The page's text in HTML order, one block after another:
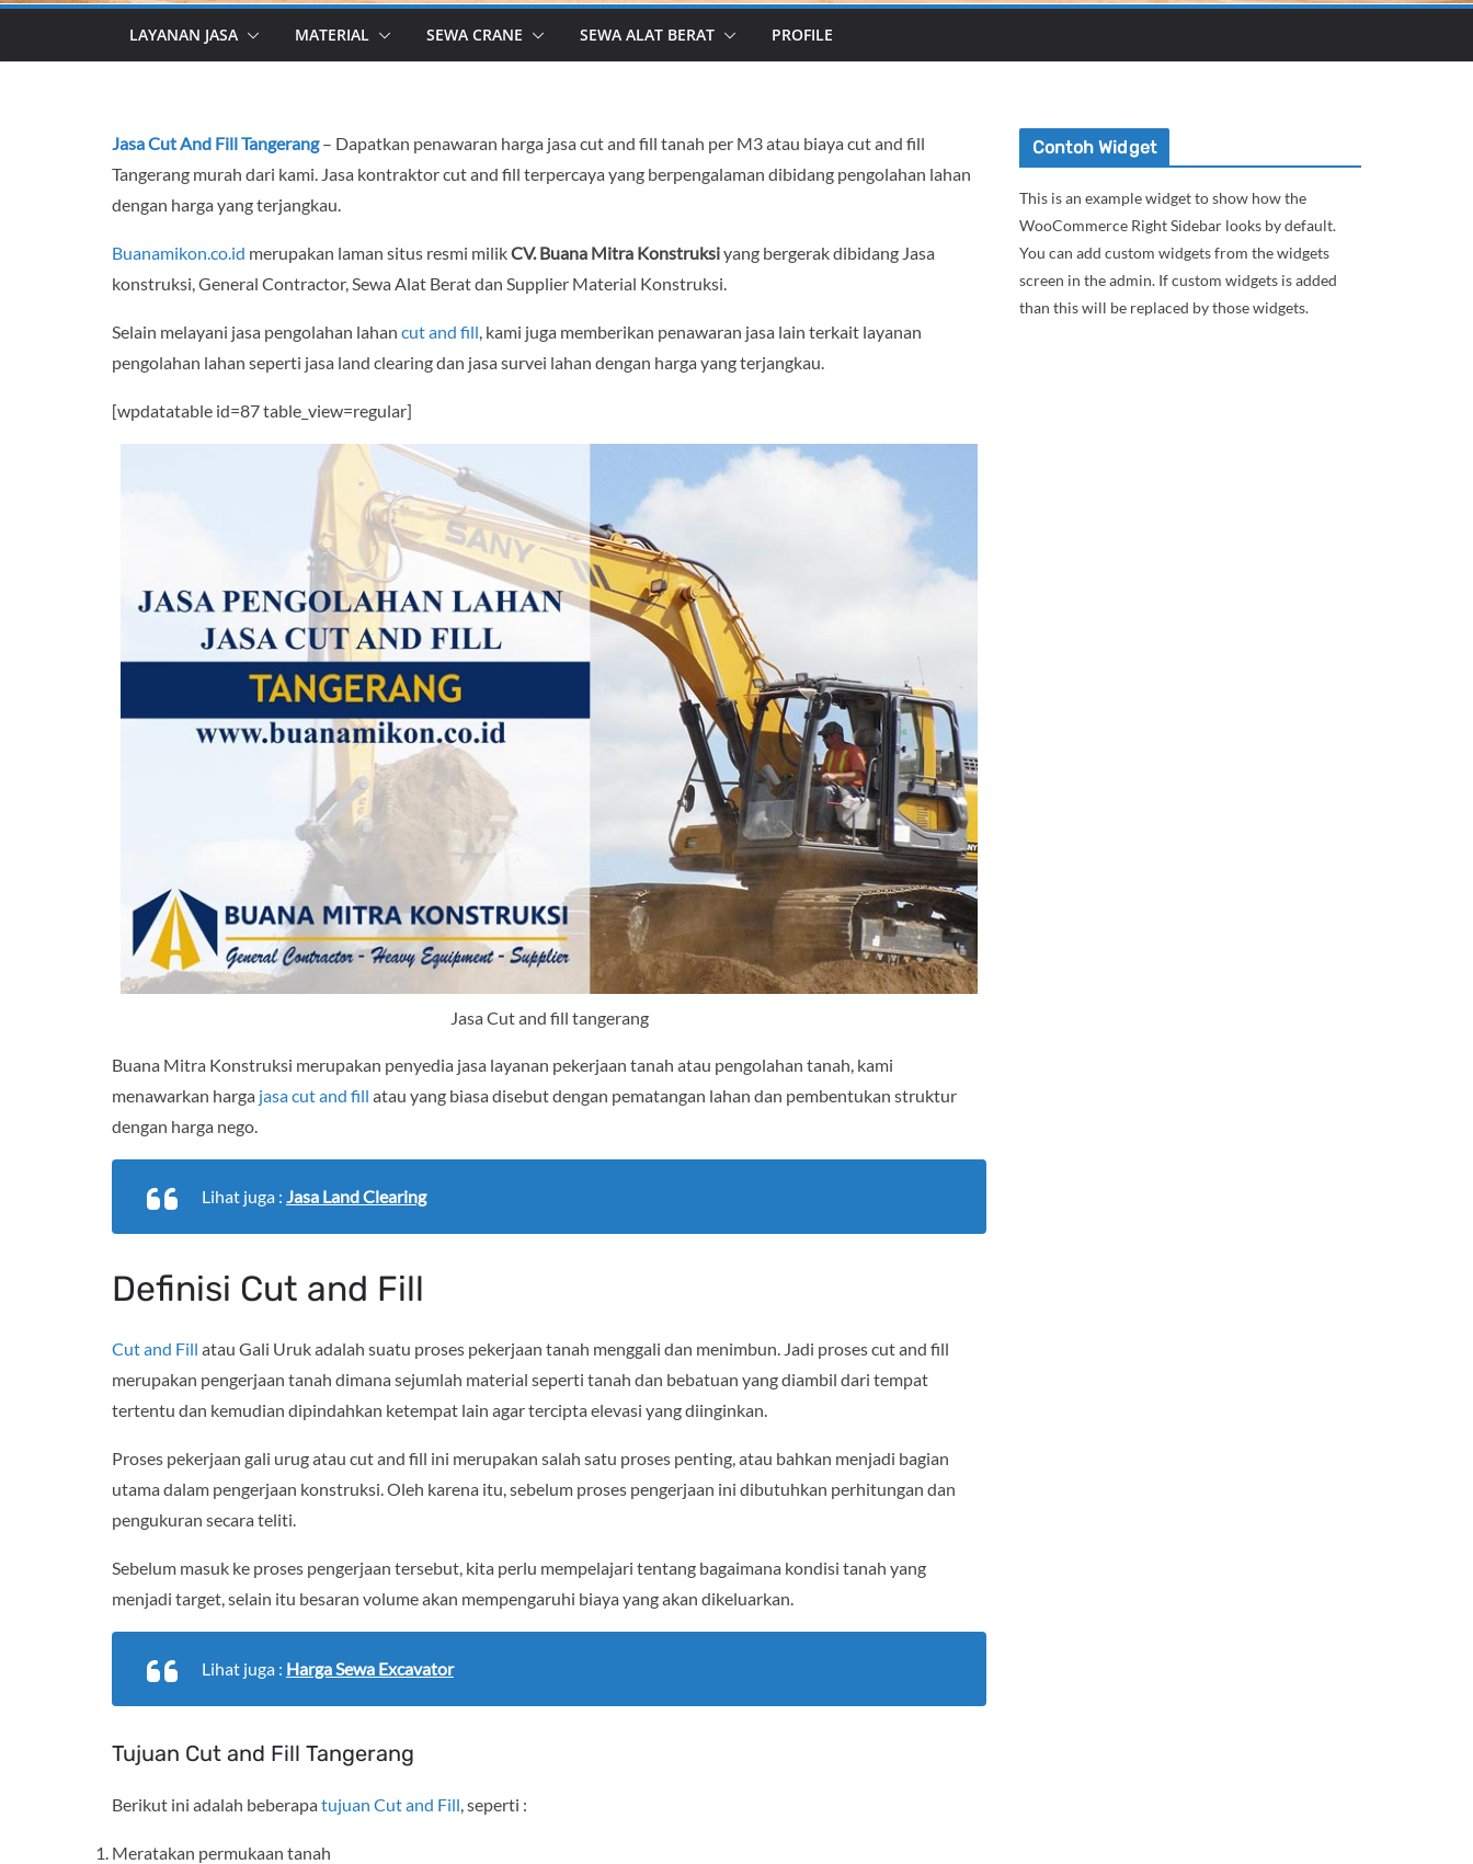
LAYANAN JASA MATERIAL SEWA CRANE SEWA ALAT BERAT PROFILE
Jasa Cut And Fill Tangerang– Dapatkan penawaran harga jasa cut and fill tanah per M3 atau biaya cut and fill
Tangerang murah dari kami. Jasa kontraktor cut and fill terpercaya yang berpengalaman dibidang pengolahan lahan
dengan harga yang terjangkau.
Buanamikon.co.id merupakan laman situs resmi milikCV. Buana Mitra Konstruksiyang bergerak dibidang Jasa
konstruksi, General Contractor, Sewa Alat Berat dan Supplier Material Konstruksi.
Selain melayani jasa pengolahan lahan cut and fill, kami juga memberikan penawaran jasa lain terkait layanan
pengolahan lahan seperti jasa land clearing dan jasa survei lahan dengan harga yang terjangkau.
[wpdatatable id=87 table_view=regular]
Jasa Cut and fill tangerang
Buana Mitra Konstruksi merupakan penyedia jasa layanan pekerjaan tanah atau pengolahan tanah, kami
menawarkan harga jasa cut and fill atau yang biasa disebut dengan pematangan lahan dan pembentukan struktur
dengan harga nego.
Lihat juga : Jasa Land Clearing
Definisi Cut and Fill
Cut and Fill atau Gali Uruk adalah suatu proses pekerjaan tanah menggali dan menimbun. Jadi proses cut and fill
merupakan pengerjaan tanah dimana sejumlah material seperti tanah dan bebatuan yang diambil dari tempat
tertentu dan kemudian dipindahkan ketempat lain agar tercipta elevasi yang diinginkan.
Proses pekerjaan gali urug atau cut and fill ini merupakan salah satu proses penting, atau bahkan menjadi bagian
utama dalam pengerjaan konstruksi. Oleh karena itu, sebelum proses pengerjaan ini dibutuhkan perhitungan dan
pengukuran secara teliti.
Sebelum masuk ke proses pengerjaan tersebut, kita perlu mempelajari tentang bagaimana kondisi tanah yang
menjadi target, selain itu besaran volume akan mempengaruhi biaya yang akan dikeluarkan.
Lihat juga : Harga Sewa Excavator
Tujuan Cut and Fill Tangerang
Berikut ini adalah beberapatujuan Cut and Fill, seperti :
Meratakan permukaan tanah
Contoh Widget
This is an example widget to show how the
WooCommerce Right Sidebar looks by default.
You can add custom widgets from the widgets
screen in the admin. If custom widgets is added
than this will be replaced by those widgets.